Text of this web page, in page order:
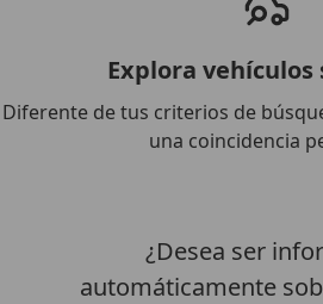
Explora
Diferente de tus criterios de
una coincidencia
¿Desea ser
automáticamente